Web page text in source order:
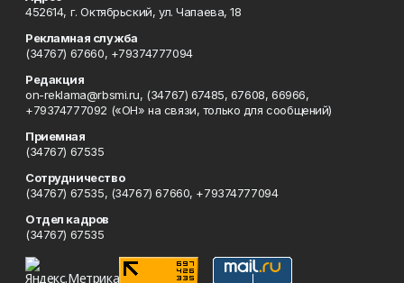
452614, г. Октябрьский, ул. Чапаева, 18
Рекламная служба
(34767) 67660, +79374777094
Редакция
on-reklama@rbsmi.ru, (34767) 67485, 67608, 66966,
+79374777092 («ОН» на связи, только для сообщений)
Приемная
(34767) 67535
Сотрудничество
(34767) 67535, (34767) 67660, +79374777094
Отдел кадров
(34767) 67535